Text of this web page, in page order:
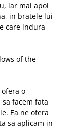
iar mai apoi
in bratele lui
care indura
of the
o
facem fata
Ea ne ofera
sa aplicam in